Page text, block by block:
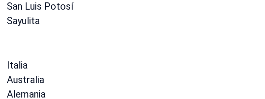
San Luis Potosí
Sayulita
Italia
Australia
Alemania